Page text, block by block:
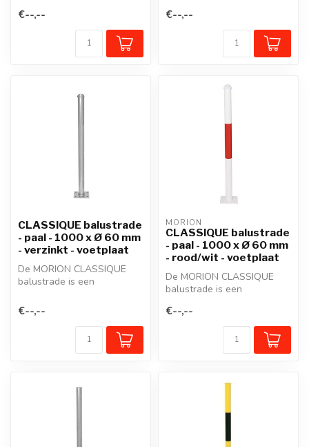
€--,--
een modulair s...
€--,--
CLASSIQUE balustrade
- paal - 1000 x Ø 60 mm
- verzinkt - voetplaat
De MORION CLASSIQUE
balustrade is een
een modulair s...
€--,--
MORION
CLASSIQUE balustrade
- paal - 1000 x Ø 60 mm
- rood/wit - voetplaat
De MORION CLASSIQUE
balustrade is een
een modulair s...
€--,--